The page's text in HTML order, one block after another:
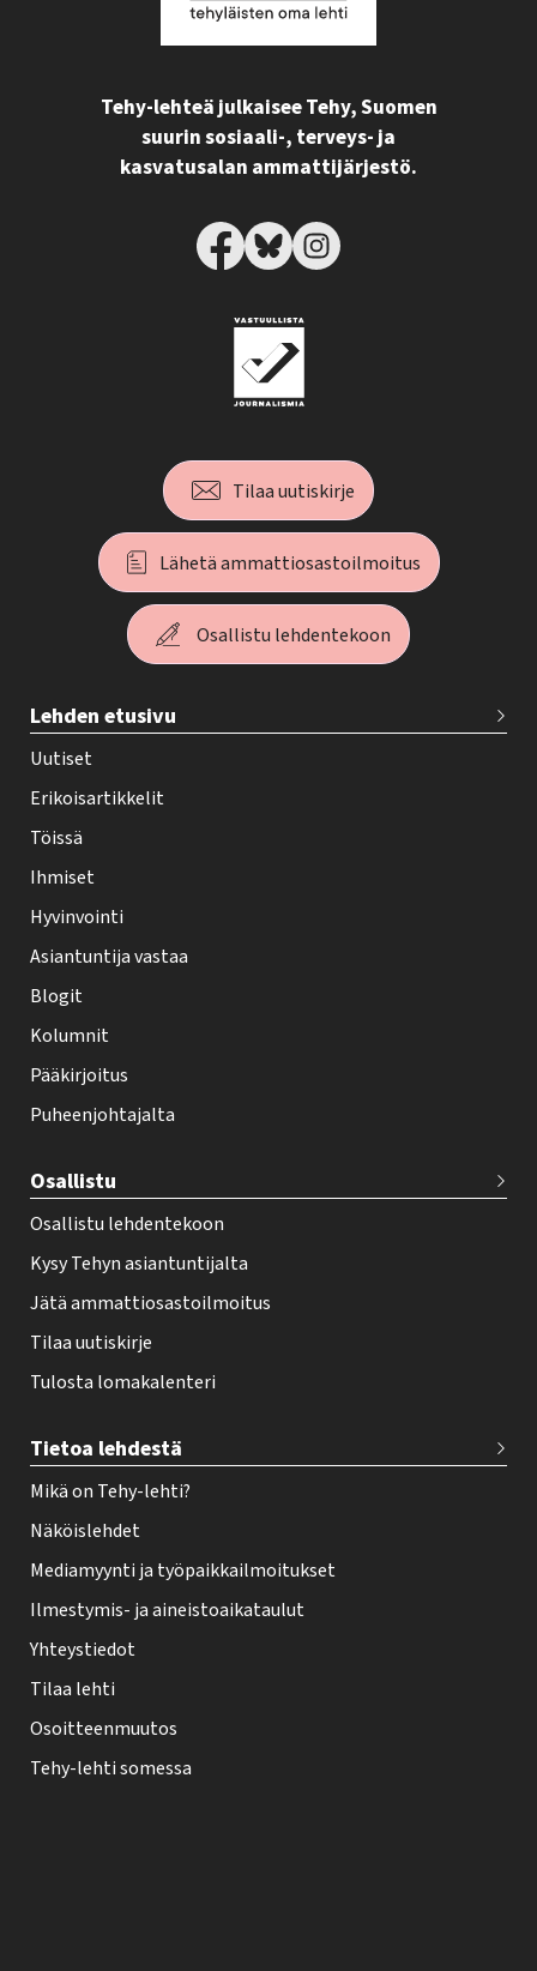
Tehy-lehteä julkaisee Tehy, Suomen
suurin sosiaali-, terveys- ja
kasvatusalan ammattijärjestö.
Tilaa uutiskirje
Lähetä ammattiosastoilmoitus
Osallistu lehdentekoon
e
h
y
-
e
h
t
i
f
o
t
r
Lehden etusivu
Uutiset
Erikoisartikkelit
Töissä
Ihmiset
Hyvinvointi
Asiantuntija vastaa
Blogit
Kolumnit
Pääkirjoitus
Puheenjohtajalta
Osallistu
Osallistu lehdentekoon
Kysy Tehyn asiantuntijalta
Jätä ammattiosastoilmoitus
Tilaa uutiskirje
Tulosta lomakalenteri
Tietoa lehdestä
Mikä on Tehy-lehti?
Näköislehdet
Mediamyynti ja työpaikkailmoitukset
Ilmestymis- ja aineistoaikataulut
Yhteystiedot
Tilaa lehti
Osoitteenmuutos
Tehy-lehti somessa